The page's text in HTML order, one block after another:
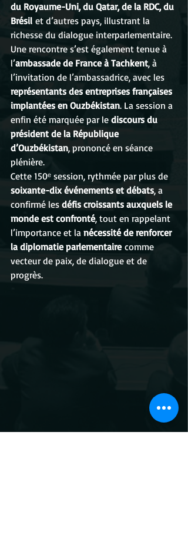
du Royaume-Uni, du Qatar, de la RDC, du
Brésil et d’autres pays, illustrant la
richesse du dialogue interparlementaire.
Une rencontre s’est également tenue à
l’ambassade de France à Tachkent, à
l’invitation de l’ambassadrice, avec les
représentants des entreprises françaises
implantées en Ouzbékistan. La session a
enfin été marquée par le discours du
président de la République
d’Ouzbékistan, prononcé en séance
plénière.
Cette 150ᵉ session, rythmée par plus de
soixante-dix événements et débats, a
confirmé les défis croissants auxquels le
monde est confronté, tout en rappelant
l’importance et la nécessité de renforcer
la diplomatie parlementaire comme
vecteur de paix, de dialogue et de
progrès.